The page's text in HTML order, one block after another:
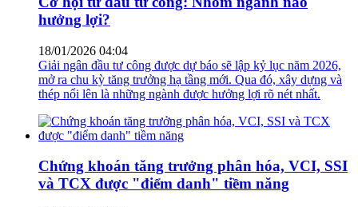
hưởng lợi?
18/01/2026 04:04
Giải ngân đầu tư công được dự báo sẽ lập kỷ lục năm 2026,
mở ra chu kỳ tăng trưởng hạ tầng mới. Qua đó, xây dựng và
thép nổi lên là những ngành được hưởng lợi rõ nét nhất.
Chứng khoán tăng trưởng phân hóa, VCI, SSI
và TCX được "điểm danh" tiềm năng